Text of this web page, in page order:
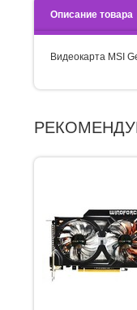
Описание товара
Видеокарта MSI